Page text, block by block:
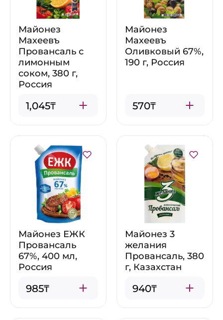
Майонез
Махеевъ
Провансаль с
лимонным
соком, 380 г,
Россия
1,045₸
Майонез
Махеевъ
Оливковый 67%,
190 г, Россия
570₸
Майонез ЕЖК
Провансаль
67%, 400 мл,
Россия
985₸
Майонез 3
желания
Провансаль, 380
г, Казахстан
940₸